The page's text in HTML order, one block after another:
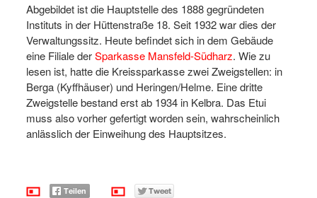
Abgebildet ist die Hauptstelle des 1888 gegründeten
Instituts in der Hüttenstraße 18. Seit 1932 war dies der
Verwaltungssitz. Heute befindet sich in dem Gebäude
eine Filiale derSparkasse Mansfeld-Südharz. Wie zu
lesen ist, hatte die Kreissparkasse zwei Zweigstellen: in
Berga (Kyffhäuser) und Heringen/Helme. Eine dritte
Zweigstelle bestand erst ab 1934 in Kelbra. Das Etui
muss also vorher gefertigt worden sein, wahrscheinlich
anlässlich der Einweihung des Hauptsitzes.